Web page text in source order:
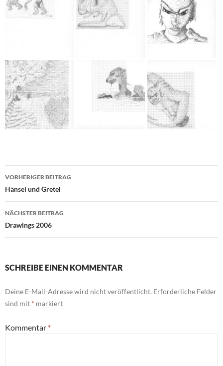
Beitragsnavigation
VORHERIGER BEITRAG
Hänsel und Gretel
NÄCHSTER BEITRAG
Drawings 2006
SCHREIBE EINEN KOMMENTAR
Deine E-Mail-Adresse wird nicht veröffentlicht. Erforderliche Felder
sind mit * markiert
Kommentar *